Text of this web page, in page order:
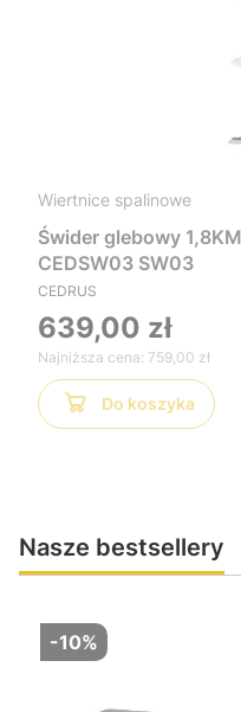
Wiertnice spalinowe
Świder glebowy
CEDSW03 SW03
CEDRUS
639,00 zł
Najniższa cena: 759,00 zł
Do koszyka
Nasze bestsellery
-10%